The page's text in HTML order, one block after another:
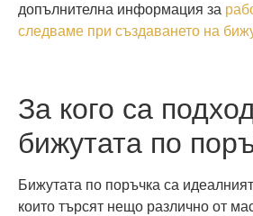
допълнителна информация за
следваме при създаването на
За кого са
бижутата по
Бижутата по поръчка са
които търсят нещо различно от